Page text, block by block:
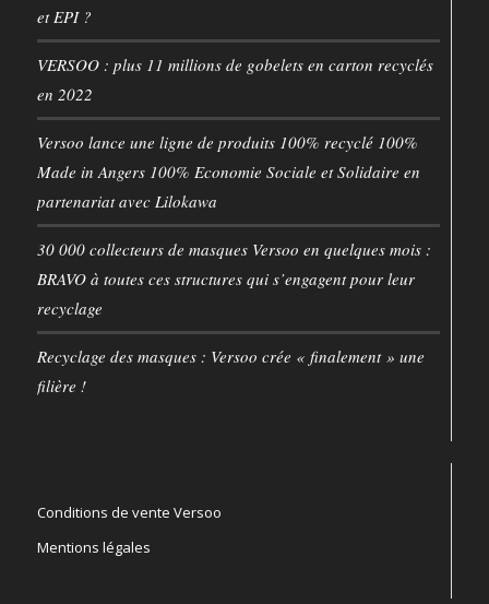
et EPI ?
VERSOO : plus 11 millions de gobelets en carton recyclés
en 2022
Versoo lance une ligne de produits 100% recyclé 100%
Made in Angers 100% Economie Sociale et Solidaire en
partenariat avec Lilokawa
30 000 collecteurs de masques Versoo en quelques mois :
BRAVO à toutes ces structures qui s’engagent pour leur
recyclage
Recyclage des masques : Versoo crée « finalement » une
filière !
Conditions de vente Versoo
Mentions légales